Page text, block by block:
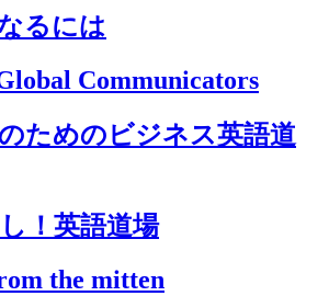
るには
Communicators
ためのビジネス英語道
！英語道場
the mitten